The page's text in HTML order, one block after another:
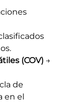
(COV) →
de
en el